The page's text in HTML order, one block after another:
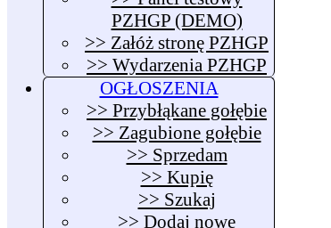
PZHGP (DEMO)
>> Załóż stronę PZHGP
>> Wydarzenia PZHGP
OGŁOSZENIA
>> Przybłąkane gołębie
>> Zagubione gołębie
>> Sprzedam
>> Kupię
>> Szukaj
>> Dodaj nowe